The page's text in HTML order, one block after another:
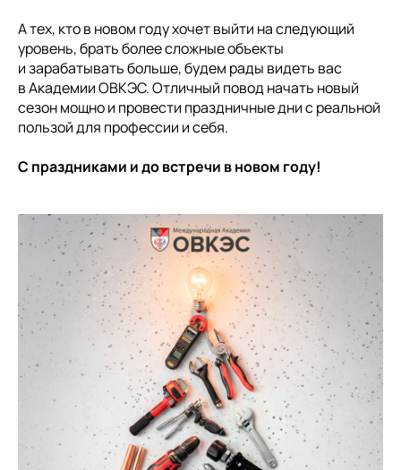
А тех, кто в новом году хочет выйти на следующий
уровень, брать более сложные объекты
и зарабатывать больше, будем рады видеть вас
в Академии ОВКЭС. Отличный повод начать новый
сезон мощно и провести праздничные дни с реальной
пользой для профессии и себя.
С праздниками и до встречи в новом году!